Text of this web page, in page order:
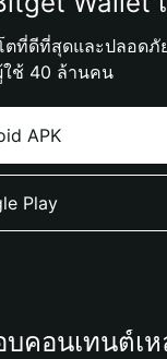
ตที่ดีที่สุดและปลอดภั
ใช้ 40 ล้านคน
APK
Play
คอนเทนต์เ